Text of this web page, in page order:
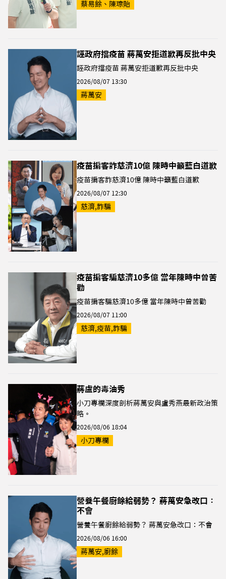
蔡易餘、陳琮貽
誣政府擋疫苗 蔣萬安拒道歉再反批中央
誣政府擋疫苗 蔣萬安拒道歉再反批中央
2026/08/07 13:30
蔣萬安
疫苗掮客詐慈濟10億 陳時中籲藍白道歉
疫苗掮客詐慈濟10億 陳時中籲藍白道歉
2026/08/07 12:30
慈濟,詐騙
疫苗掮客騙慈濟10多億 當年陳時中曾苦
勸
疫苗掮客騙慈濟10多億 當年陳時中曾苦勸
2026/08/07 11:00
慈濟,疫苗,詐騙
蔣盧的毒油秀
小刀專欄深度剖析蔣萬安與盧秀燕最新政治策
略。
2026/08/06 18:04
小刀專欄
營養午餐廚餘給弱勢？ 蔣萬安急改口：
不會
營養午餐廚餘給弱勢？ 蔣萬安急改口：不會
2026/08/06 16:00
蔣萬安,廚餘